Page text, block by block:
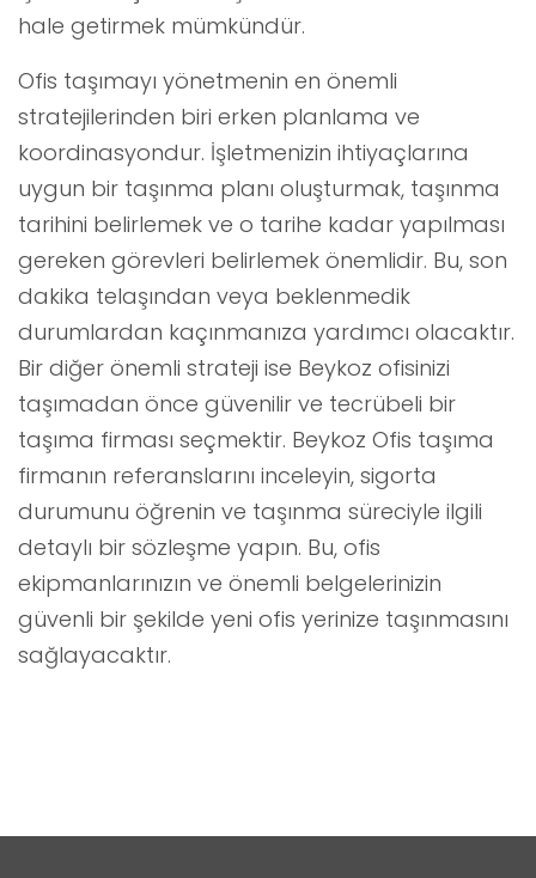
hale getirmek mümkündür.
Ofis taşımayı yönetmenin en önemli
stratejilerinden biri erken planlama ve
koordinasyondur. İşletmenizin ihtiyaçlarına
uygun bir taşınma planı oluşturmak, taşınma
tarihini belirlemek ve o tarihe kadar yapılması
gereken görevleri belirlemek önemlidir. Bu, son
dakika telaşından veya beklenmedik
durumlardan kaçınmanıza yardımcı olacaktır.
Bir diğer önemli strateji ise Beykoz ofisinizi
taşımadan önce güvenilir ve tecrübeli bir
taşıma firması seçmektir. Beykoz Ofis taşıma
firmanın referanslarını inceleyin, sigorta
durumunu öğrenin ve taşınma süreciyle ilgili
detaylı bir sözleşme yapın. Bu, ofis
ekipmanlarınızın ve önemli belgelerinizin
güvenli bir şekilde yeni ofis yerinize taşınmasını
sağlayacaktır.